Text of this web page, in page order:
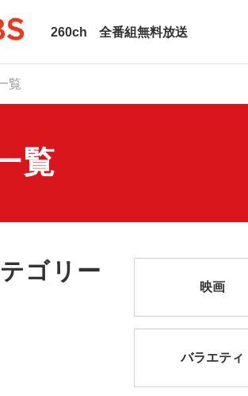
260ch 全番組無料放送
覧
覧
ゴリー
映画
バラエティ